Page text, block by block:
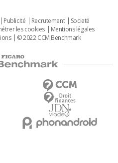
Publicité Recrutement
Societé
les cookies
Mentions légales
© 2022 CCM Benchmark